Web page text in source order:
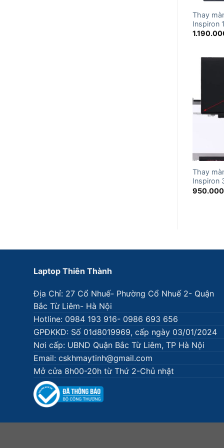
Thay
Inspiron
Thay
Inspiron
950.000
Laptop Thiên Thành
Địa Chỉ: 27 Cổ Nhuế- Phường Cổ Nhuế 2- Quận
Bắc Từ Liêm- Hà Nội
Hotline: 0984 193 916- 0986 693 656
GPĐKKD: Số 01d8019969, cấp ngày 03/01/2024
Nơi cấp: UBND Quận Bắc Từ Liêm, TP Hà Nội
Email: cskhmaytinh@gmail.com
Mở cửa 8h00-20h từ Thứ 2-Chủ nhật